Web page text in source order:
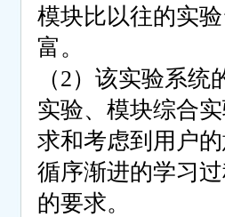
模块比以往的实
富。
（2）该实验系
实验、模块综合
求和考虑到用户
循序渐进的学习
的要求。